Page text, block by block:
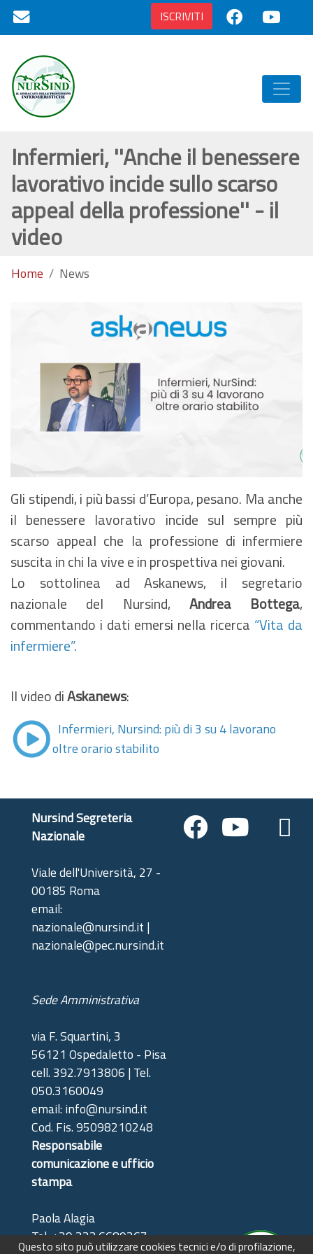
ISCRIVITI
Questo sito può utilizzare cookies tecnici e/o di profilazione,
Infermieri, ''Anche il benessere
lavorativo incide sullo scarso
appeal della professione'' - il
video
Home News
Gli stipendi, i più bassi d’Europa, pesano. Ma anche
il benessere lavorativo incide sul sempre più
scarso appeal che la professione di infermiere
suscita in chi la vive e in prospettiva nei giovani.
Lo sottolinea ad Askanews, il segretario
nazionale del Nursind, Andrea Bottega,
commentando i dati emersi nella ricerca “Vita da
infermiere”.
Il video diAskanews:
Infermieri, Nursind: più di 3 su 4 lavorano
oltre orario stabilito
Nursind Segreteria
Nazionale
Viale dell'Università, 27 -
00185 Roma
email:
nazionale@nursind.it |
nazionale@pec.nursind.it
Sede Amministrativa
via F. Squartini, 3
56121 Ospedaletto - Pisa
cell. 392.7913806 | Tel.
050.3160049
email: info@nursind.it
Cod. Fis. 95098210248
Responsabile
comunicazione e ufficio
stampa
Paola Alagia
Tel: +39 333.6689367